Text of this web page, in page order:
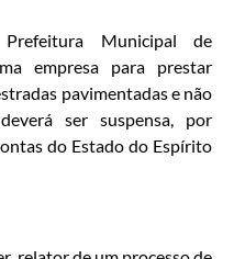
Municipal de
empresa para prestar
pavimentadas e não
ser suspensa, por
do Estado do Espírito